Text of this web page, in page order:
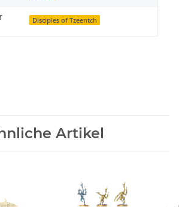
Disciples of Tzeentch
Artikel